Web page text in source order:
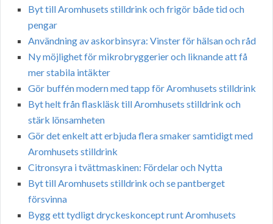
Byt till Aromhusets stilldrink och frigör både tid och
pengar
Användning av askorbinsyra: Vinster för hälsan och råd
Ny möjlighet för mikrobryggerier och liknande att få
mer stabila intäkter
Gör buffén modern med tapp för Aromhusets stilldrink
Byt helt från flaskläsk till Aromhusets stilldrink och
stärk lönsamheten
Gör det enkelt att erbjuda flera smaker samtidigt med
Aromhusets stilldrink
Citronsyra i tvättmaskinen: Fördelar och Nytta
Byt till Aromhusets stilldrink och se pantberget
försvinna
Bygg ett tydligt dryckeskoncept runt Aromhusets